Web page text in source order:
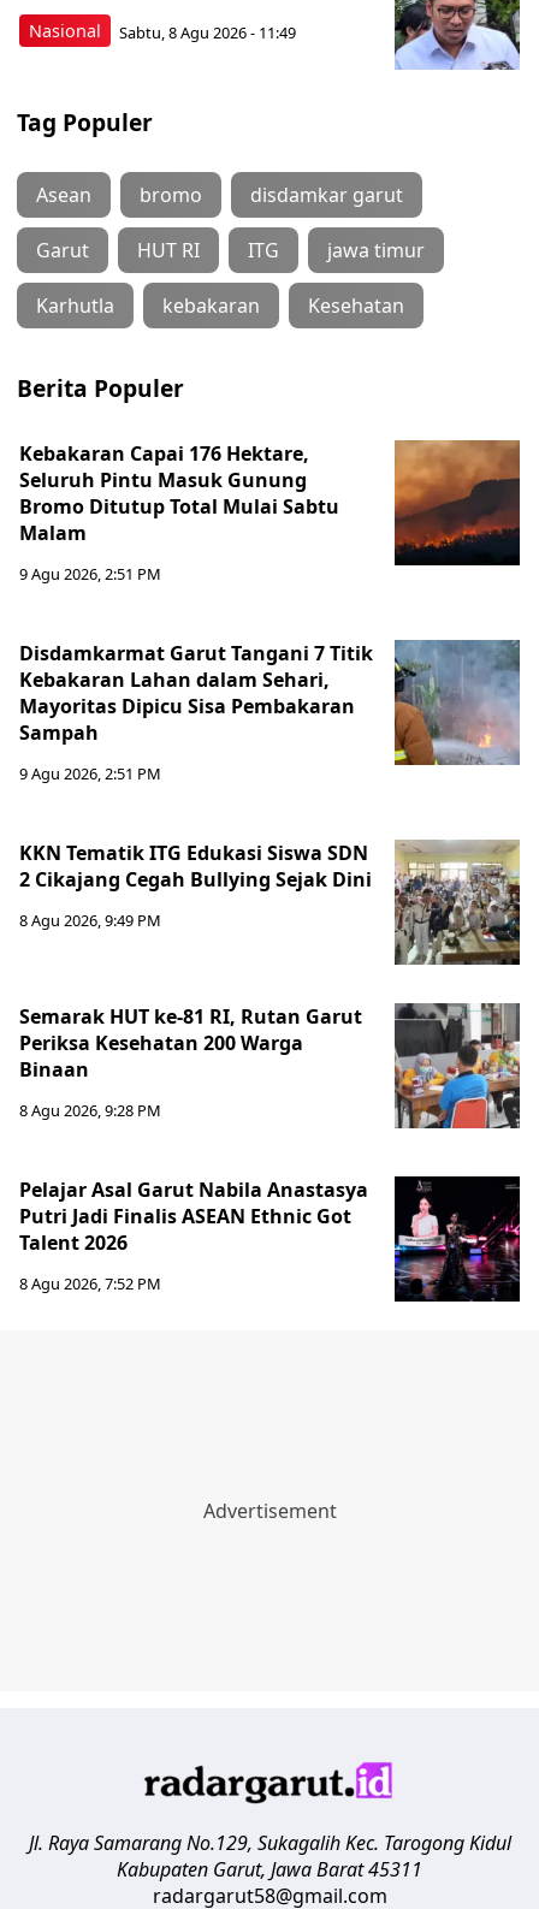
Nasional Sabtu, 8 Agu 2026 - 11:49
Tag Populer
Asean bromo disdamkar garut
Garut HUT RI ITG jawa timur
Karhutla kebakaran Kesehatan
Berita Populer
Kebakaran Capai 176 Hektare,
Seluruh Pintu Masuk Gunung
Bromo Ditutup Total Mulai Sabtu
Malam
9 Agu 2026, 2:51 PM
Disdamkarmat Garut Tangani 7 Titik
Kebakaran Lahan dalam Sehari,
Mayoritas Dipicu Sisa Pembakaran
Sampah
9 Agu 2026, 2:51 PM
KKN Tematik ITG Edukasi Siswa SDN
2 Cikajang Cegah Bullying Sejak Dini
8 Agu 2026, 9:49 PM
Semarak HUT ke-81 RI, Rutan Garut
Periksa Kesehatan 200 Warga
Binaan
8 Agu 2026, 9:28 PM
Pelajar Asal Garut Nabila Anastasya
Putri Jadi Finalis ASEAN Ethnic Got
Talent 2026
8 Agu 2026, 7:52 PM
Jl. Raya Samarang No.129, Sukagalih Kec. Tarogong Kidul
Kabupaten Garut, Jawa Barat45311
radargarut58@gmail.com